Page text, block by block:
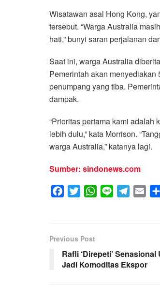
Wisatawan asal Hong Kong,
tersebut. “Warga Australia
hati,” bunyi saran perjalanan
Saat ini, warga Australia
Pemerintah akan
penumpang yang tiba.
dampak.
“Prioritas pertama kami adalah
lebih dulu,” kata Morrison.
warga Australia,” katanya lagi.
Sumber: sindonews.com
b
o
o
t
e
r
W
A
p
r
a
Previous Post
Rafli ‘Direpeti’
Jadi Komoditas Ekspor